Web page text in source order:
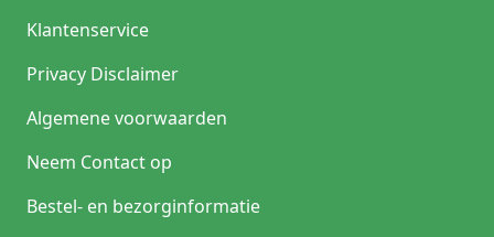
Klantenservice
Privacy Disclaimer
Algemene voorwaarden
Neem Contact op
Bestel- en bezorginformatie